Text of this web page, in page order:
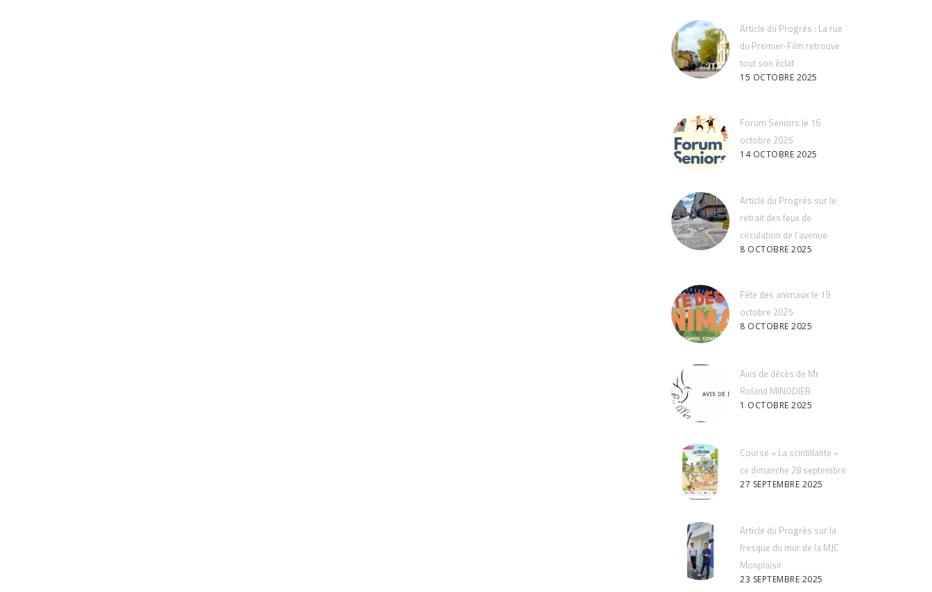
Article du Progrès : La rue
du Premier-Film retrouve
tout son éclat
15 OCTOBRE 2025
Forum Seniors le 16
octobre 2025
14 OCTOBRE 2025
Article du Progrès sur le
retrait des feux de
circulation de l’avenue
8 OCTOBRE 2025
Fête des animaux le 19
octobre 2025
8 OCTOBRE 2025
Avis de décès de Mr
Roland MINODIER
1 OCTOBRE 2025
Course « La scintillante »
ce dimanche 28 septembre
27 SEPTEMBRE 2025
Article du Progrès sur la
fresque du mur de la MJC
Monplaisir
23 SEPTEMBRE 2025